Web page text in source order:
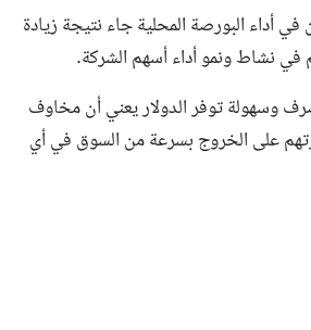
أداء البورصة المحلية جاء نتيجة زيادة
في نشاط ونمو أداء أسهم الشركة.
وسهولة توفر الدولار يعني أن مخاوف
على الخروج بسرعة من السوق في أي